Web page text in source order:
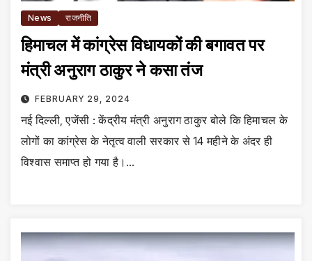
News राजनीति
हिमाचल में कांग्रेस विधायकों की बगावत पर
मंत्री अनुराग ठाकुर ने कसा तंज
FEBRUARY 29, 2024
नई दिल्ली, एजेंसी : केंद्रीय मंत्री अनुराग ठाकुर बोले कि हिमाचल के
लोगों का कांग्रेस के नेतृत्व वाली सरकार से 14 महीने के अंदर ही
विश्वास समाप्त हो गया है।…